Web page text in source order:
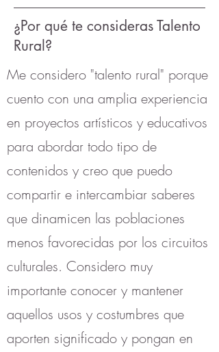
¿Por qué te consideras Talento
Rural?
Me considero "talento rural" porque
cuento con una amplia experiencia
en proyectos artísticos y educativos
para abordar todo tipo de
contenidos y creo que puedo
compartir e intercambiar saberes
que dinamicen las poblaciones
menos favorecidas por los circuitos
culturales. Considero muy
importante conocer y mantener
aquellos usos y costumbres que
aporten significado y pongan en